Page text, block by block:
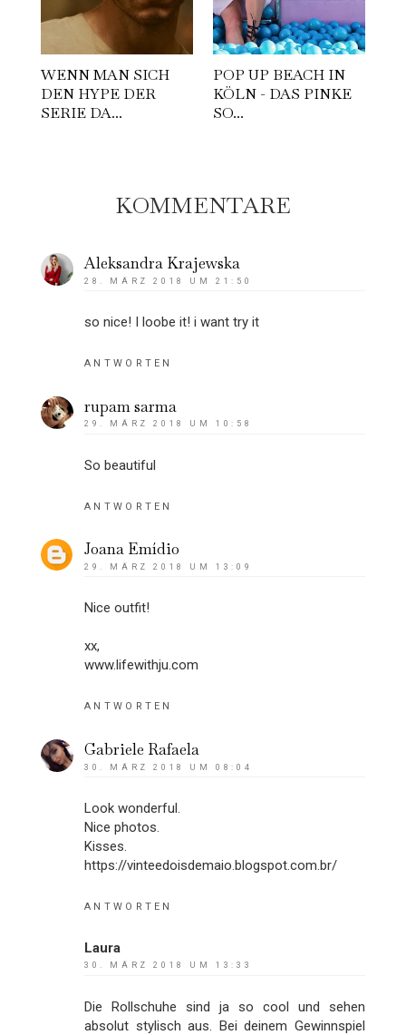
WENN MAN SICH
DEN HYPE DER
SERIE DA...
POP UP BEACH IN
KÖLN - DAS PINKE
SO...
KOMMENTARE
Aleksandra Krajewska
28. MÄRZ 2018 UM 21:50
so nice! I loobe it! i want try it
ANTWORTEN
rupam sarma
29. MÄRZ 2018 UM 10:58
So beautiful
ANTWORTEN
Joana Emídio
29. MÄRZ 2018 UM 13:09
Nice outfit!
xx,
www.lifewithju.com
ANTWORTEN
Gabriele Rafaela
30. MÄRZ 2018 UM 08:04
Look wonderful.
Nice photos.
Kisses.
https://vinteedoisdemaio.blogspot.com.br/
ANTWORTEN
Laura
30. MÄRZ 2018 UM 13:33
Die Rollschuhe sind ja so cool und sehen
absolut stylisch aus. Bei deinem Gewinnspiel